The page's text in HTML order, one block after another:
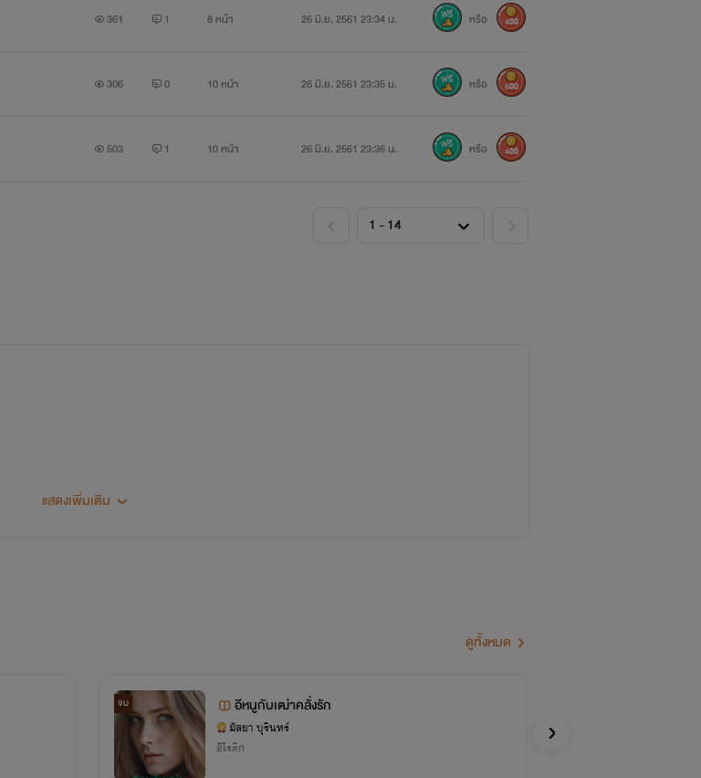
361 1 8 หน้า 26 มิ.ย. 2561 23:34 น. หรือ 400
306 0 10 หน้า 26 มิ.ย. 2561 23:35 น. หรือ 500
503 1 10 หน้า 26 มิ.ย. 2561 23:36 น. หรือ 400
แสดงเพิ่มเติม
ดูทั้งหมด
จบ อีหนูกับเฒ่าคลั่งรัก
มัสยา บุรินทร์
อีโรติก